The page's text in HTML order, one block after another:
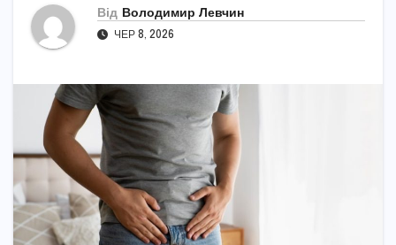
Від Володимир Левчин
ЧЕР 8, 2026